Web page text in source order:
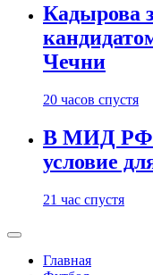
Кадырова
Чечни
20 часов спустя
В МИД РФ
условие
21 час спустя
Главная